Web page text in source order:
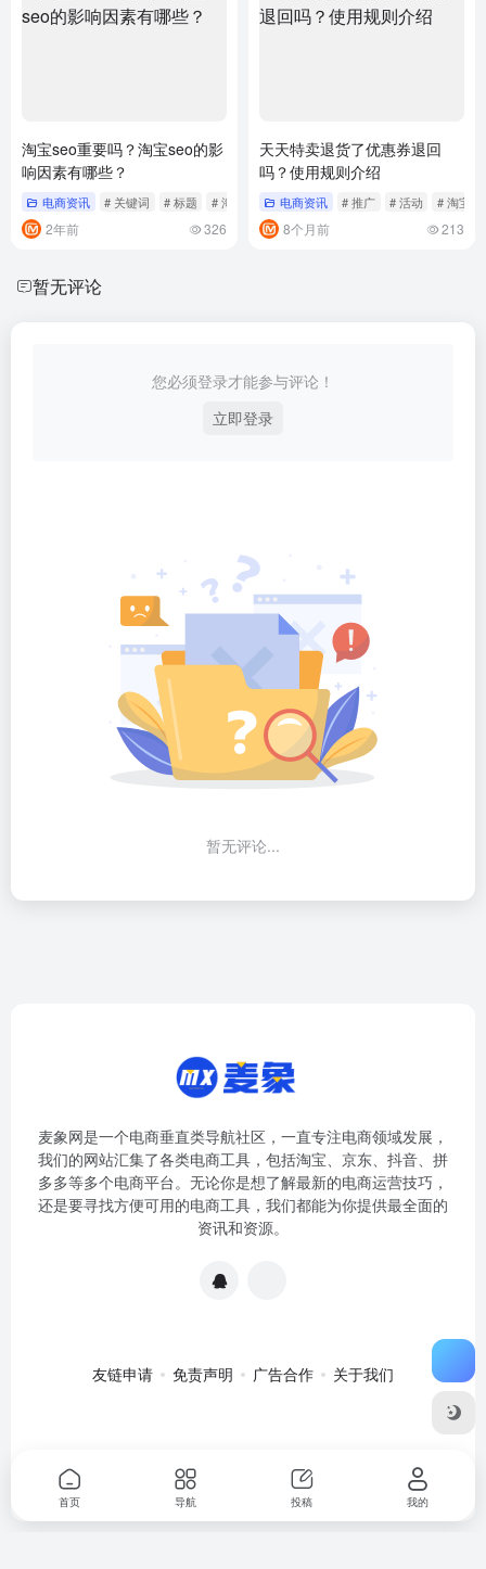
淘宝seo重要吗？淘宝seo的影
响因素有哪些？
电商资讯 # 关键词 # 标题 # 淘宝
2年前 326
天天特卖退货了优惠券退回
吗？使用规则介绍
电商资讯 # 推广 # 活动 # 淘宝
8个月前 213
暂无评论
您必须登录才能参与评论！
立即登录
暂无评论...
麦象网是一个电商垂直类导航社区，一直专注电商领域发展，
我们的网站汇集了各类电商工具，包括淘宝、京东、抖音、拼
多多等多个电商平台。无论你是想了解最新的电商运营技巧，
还是要寻找方便可用的电商工具，我们都能为你提供最全面的
资讯和资源。
友链申请 免责声明 广告合作 关于我们
2020057301号-1
首页 导航 投稿 我的